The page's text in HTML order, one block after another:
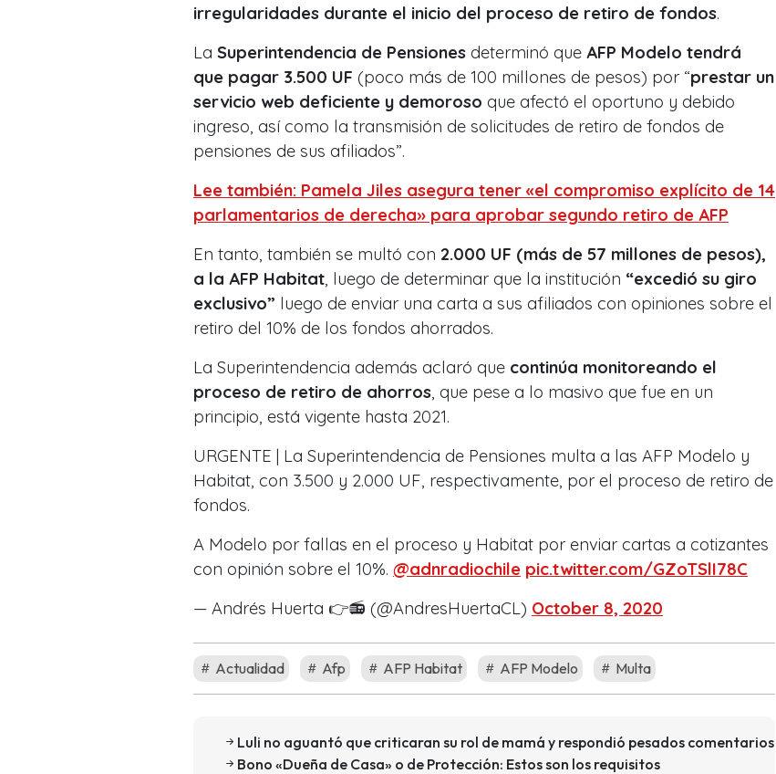
irregularidades durante el inicio del proceso de retiro de fondos.
La Superintendencia de Pensiones determinó que AFP Modelo tendrá
que pagar 3.500 UF (poco más de 100 millones de pesos) por “prestar un
servicio web deficiente y demoroso que afectó el oportuno y debido
ingreso, así como la transmisión de solicitudes de retiro de fondos de
pensiones de sus afiliados”.
Lee también: Pamela Jiles asegura tener «el compromiso explícito de 14
parlamentarios de derecha» para aprobar segundo retiro de AFP
En tanto, también se multó con 2.000 UF (más de 57 millones de pesos),
a la AFP Habitat , luego de determinar que la institución “excedió su giro
exclusivo” luego de enviar una carta a sus afiliados con opiniones sobre el
retiro del 10% de los fondos ahorrados.
La Superintendencia además aclaró que continúa monitoreando el
proceso de retiro de ahorros , que pese a lo masivo que fue en un
principio, está vigente hasta 2021.
URGENTE | La Superintendencia de Pensiones multa a las AFP Modelo y
Habitat, con 3.500 y 2.000 UF, respectivamente, por el proceso de retiro de
fondos.
A Modelo por fallas en el proceso y Habitat por enviar cartas a cotizantes
con opinión sobre el 10%. @adnradiochile pic.twitter.com/GZoTSlI78C
— Andrés Huerta 👉📻 (@AndresHuertaCL) October 8, 2020
Actualidad Afp AFP Habitat AFP Modelo Multa
Luli no aguantó que criticaran su rol de mamá y respondió pesados comentarios
Bono «Dueña de Casa» o de Protección: Estos son los requisitos